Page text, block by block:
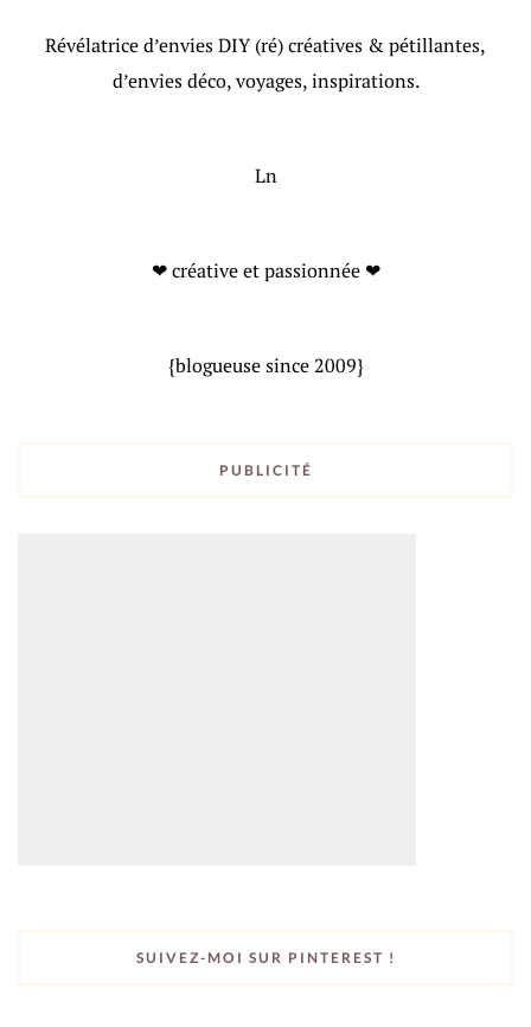
Révélatrice d’envies DIY (ré) créatives & pétillantes,
d’envies déco, voyages, inspirations.
Ln
❤ créative et passionnée ❤
{blogueuse since 2009}
PUBLICITÉ
SUIVEZ-MOI SUR PINTEREST !